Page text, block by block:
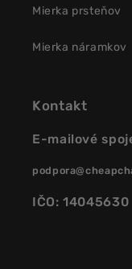
Mierka prsteňov
Mierka náramkov
Kontakt
E-mailové
IČO: 14045630